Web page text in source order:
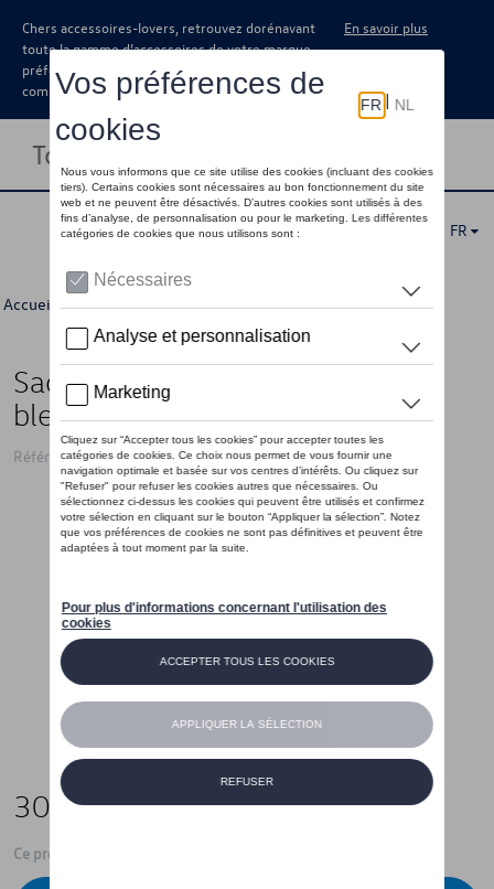
Chers accessoires-lovers, retrouvez dorénavant
toute la gamme d’accessoires de votre marque
préférée sous forme de catalogue à
commander auprès de votre concessionaire.
En savoir plus
Toggle navigation
FR
Accueil >Pour vous >ID Collection >Accessoires > Détail
Sac de voyage VW avec logo ID,
bleu
Référence: 11A087300 287
30,00 €
Ce produit n'est actuellement pas de stock